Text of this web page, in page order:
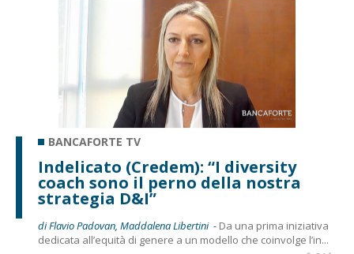
BANCAFORTE TV
Indelicato (Credem): “I diversity
coach sono il perno della nostra
strategia D&I”
di Flavio Padovan, Maddalena Libertini - Da una prima iniziativa
dedicata all’equità di genere a un modello che coinvolge l’in...